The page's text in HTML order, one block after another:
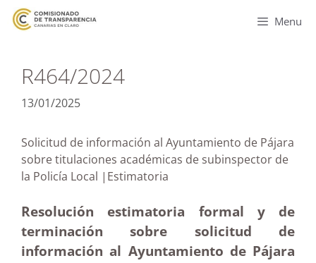
Menu
R464/2024
13/01/2025
Solicitud de información al Ayuntamiento de Pájara
sobre titulaciones académicas de subinspector de
la Policía Local |Estimatoria
Resolución estimatoria formal y de
terminación sobre solicitud de
información al Ayuntamiento de Pájara